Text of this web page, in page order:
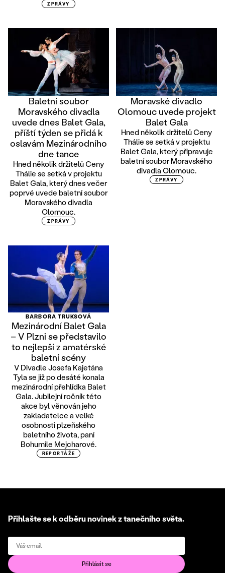
ZPRÁVY
Baletní soubor
Moravského divadla
uvede dnes Balet Gala,
příští týden se přidá k
oslavám Mezinárodního
dne tance
Hned několik držitelů Ceny
Thálie se setká v projektu
Balet Gala, který dnes večer
poprvé uvede baletní soubor
Moravského divadla
Olomouc.
ZPRÁVY
Moravské divadlo
Olomouc uvede projekt
Balet Gala
Hned několik držitelů Ceny
Thálie se setká v projektu
Balet Gala, který připravuje
baletní soubor Moravského
divadla Olomouc.
ZPRÁVY
BARBORA TRUKSOVÁ
Mezinárodní Balet Gala
– V Plzni se představilo
to nejlepší z amatérské
baletní scény
V Divadle Josefa Kajetána
Tyla se již po desáté konala
mezinárodní přehlídka Balet
Gala. Jubilejní ročník této
akce byl věnován jeho
zakladatelce a velké
osobnosti plzeňského
baletního života, paní
Bohumile Mejcharové.
REPORTÁŽE
Přihlašte se k odběru novinek z tanečního světa.